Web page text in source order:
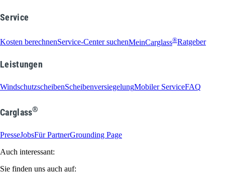
Service
Kosten berechnenService-Center suchenMeinCarglass®Ratgeber
Leistungen
WindschutzscheibenScheibenversiegelungMobiler ServiceFAQ
Carglass®
PresseJobsFür PartnerGrounding Page
Auch interessant:
Sie finden uns auch auf: